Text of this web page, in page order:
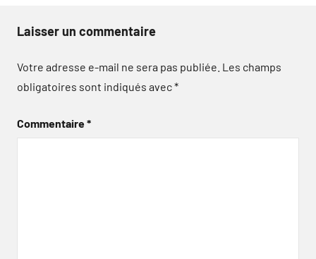
Laisser un commentaire
Votre adresse e-mail ne sera pas publiée. Les champs
obligatoires sont indiqués avec*
Commentaire*